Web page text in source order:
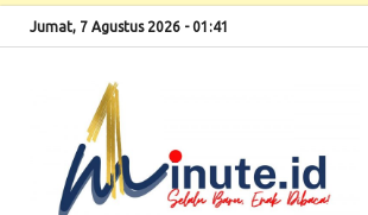
Jumat, 7 Agustus 2026 - 01:41